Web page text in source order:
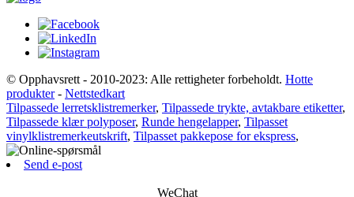
© Opphavsrett - 2010-2023: Alle rettigheter forbeholdt. Hotte
produkter- Nettstedkart
Tilpassede lerretsklistremerker, Tilpassede trykte, avtakbare etiketter,
Tilpassede klær polyposer, Runde hengelapper, Tilpasset
vinylklistremerkeutskrift, Tilpasset pakkepose for ekspress,
Send e-post
WeChat